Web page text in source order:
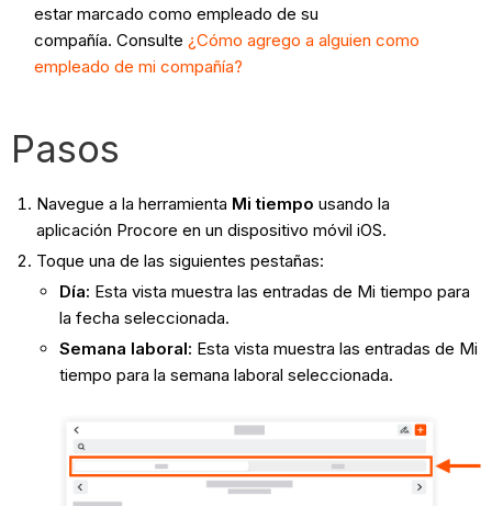
estar marcado como empleado de su
compañía. Consulte¿Cómo agrego a alguien como
empleado de mi compañía?
Pasos
Navegue a la herramienta Mi tiempo usando la
aplicación Procore en un dispositivo móvil iOS.
Toque una de las siguientes pestañas:
Día: Esta vista muestra las entradas de Mi tiempo para
la fecha seleccionada.
Semana laboral: Esta vista muestra las entradas de Mi
tiempo para la semana laboral seleccionada.